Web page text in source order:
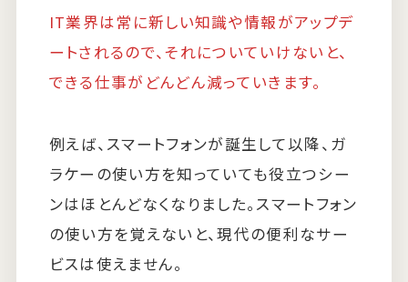
IT業界は常に新しい知識や情報がアップデ
ートされるので、それについていけないと、
できる仕事がどんどん減っていきます。
例えば、スマートフォンが誕生して以降、ガ
ラケーの使い方を知っていても役立つシー
ンはほとんどなくなりました。スマートフォン
の使い方を覚えないと、現代の便利なサー
ビスは使えません。